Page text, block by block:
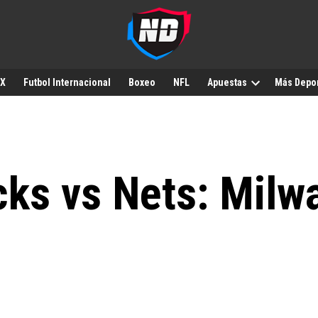
Futbol Internacional Boxeo NFL Apuestas Más
vs Nets: